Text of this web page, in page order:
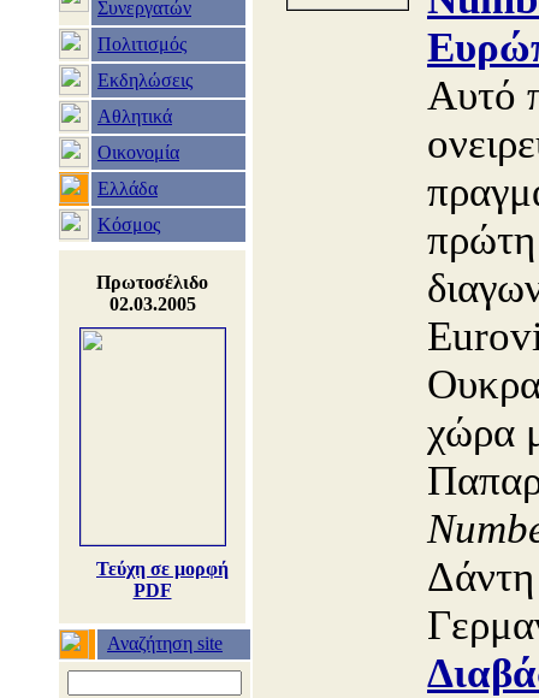
Συνεργατών
Πολιτισμός
Εκδηλώσεις
Αθλητικά
Οικονομία
Ελλάδα
Κόσμος
Πρωτοσέλιδο
02.03.2005
Τεύχη σε μορφή
PDF
Αναζήτηση site
Αυτό
χώρα
Δάντη